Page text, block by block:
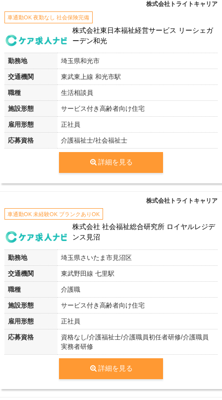
株式会社トライトキャリア
車通勤OK 夜勤なし 社会保険完備
株式会社東日本福祉経営サービス リーシェガ
ーデン和光
勤務地 埼玉県和光市
交通機関 東武東上線 和光市駅
職種 生活相談員
施設形態 サービス付き高齢者向け住宅
雇用形態 正社員
応募資格 介護福祉士/社会福祉士
詳細を見る
株式会社トライトキャリア
車通勤OK 未経験OK ブランクありOK
株式会社 社会福祉総合研究所 ロイヤルレジデ
ンス見沼
勤務地 埼玉県さいたま市見沼区
交通機関 東武野田線 七里駅
職種 介護職
施設形態 サービス付き高齢者向け住宅
雇用形態 正社員
応募資格
資格なし/介護福祉士/介護職員初任者研修/介護職員
実務者研修
詳細を見る